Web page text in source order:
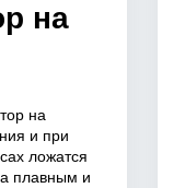
на
на
и при
ложатся
плавным и